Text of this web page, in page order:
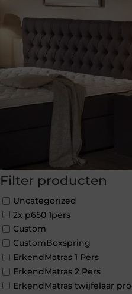
Filter producten
Uncategorized
2x p650 1pers
Custom
CustomBoxspring
ErkendMatras 1 Pers
ErkendMatras 2 Pers
ErkendMatras twijfelaar